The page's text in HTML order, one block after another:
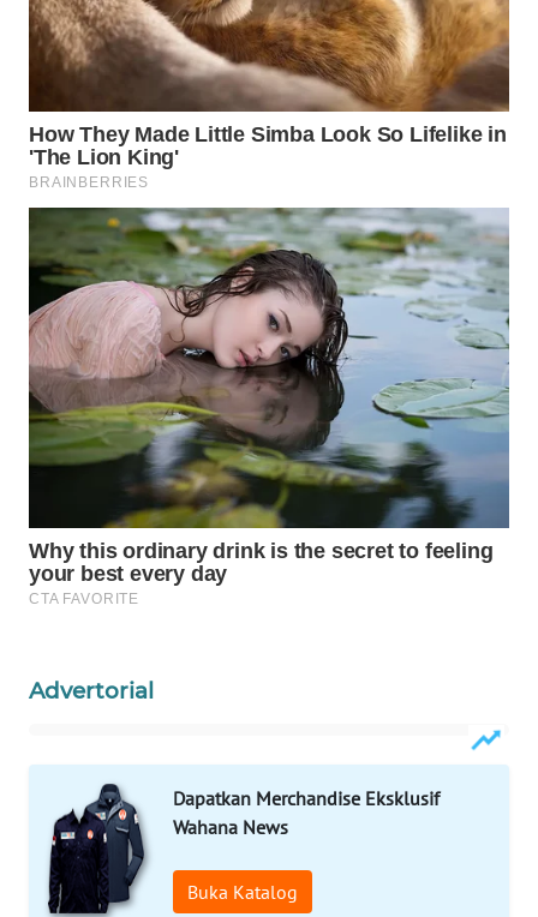
Advertorial
Dapatkan Merchandise Eksklusif
Wahana News
Buka Katalog
WN
BORNEO
Media
Group
NEWS
WAHANA
TANI
WAHANA
ADVOKAT
WAHANA
INFRASTRUKTUR
WAHANA
KONSUMEN
WAHANA
TV
WAHANANEWS